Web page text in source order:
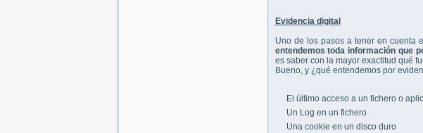
Evidencia digital
Uno de los pasos a tener en cuenta
entendemos toda información que
es saber con la mayor exactitud qué
Bueno, y ¿qué entendemos por
El último acceso a un fichero o
Un Log en un fichero
Una cookie en un disco duro